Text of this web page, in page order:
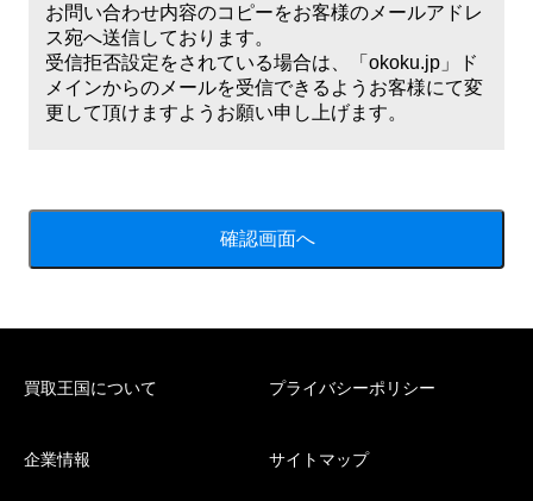
お問い合わせ内容のコピーをお客様のメールアドレ
ス宛へ送信しております。
受信拒否設定をされている場合は、「okoku.jp」ド
メインからのメールを受信できるようお客様にて変
更して頂けますようお願い申し上げます。
買取王国について プライバシーポリシー
企業情報 サイトマップ